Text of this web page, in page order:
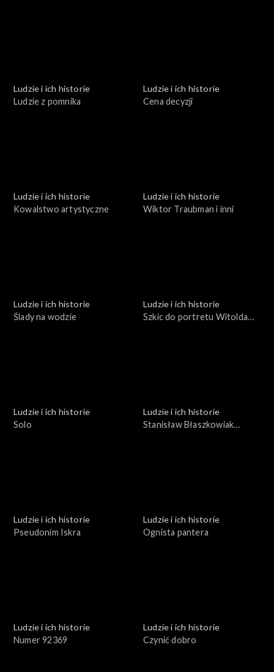
Ludzie i ich historie
Ludzie z pomnika
Ludzie i ich historie
Cena decyzji
Ludzie i ich historie
Kowalstwo artystyczne
Ludzie i ich historie
Wiktor Traubman i inni
Ludzie i ich historie
Ślady na wodzie
Ludzie i ich historie
Szkic do portretu Witolda
Ludzie i ich historie
Solo
Ludzie i ich historie
Stanisław Błaszkowiak
Ludzie i ich historie
Pseudonim Iskra
Ludzie i ich historie
Ognista pantera
Ludzie i ich historie
Numer 92369
Ludzie i ich historie
Czynić dobro